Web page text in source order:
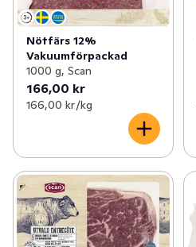
Nötfärs 12%
Vakuumförpackad
1000 g, Scan
166,00 kr
166,00 kr /kg